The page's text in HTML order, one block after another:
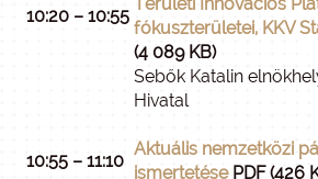
10:20 – 10:55
Területi Innovációs
fókuszterületei, KKV
(4 089 KB)
Sebők Katalin
Hivatal
10:55 – 11:10
Aktuális nemzetközi
ismertetésePDF (426